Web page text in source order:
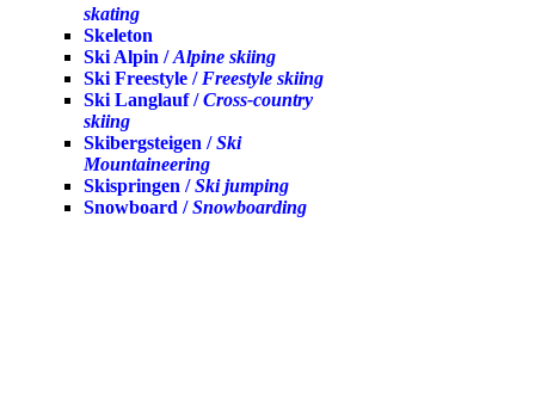
skating
Skeleton
Ski Alpin /Alpine skiing
Ski Freestyle / Freestyle skiing
Ski Langlauf /Cross-country
skiing
Skibergsteigen /Ski
Mountaineering
Skispringen /Ski jumping
Snowboard /Snowboarding